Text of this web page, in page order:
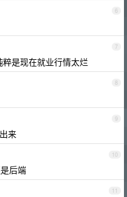
6
7
是现在就业行情太烂
8
9
来
10
后端
11